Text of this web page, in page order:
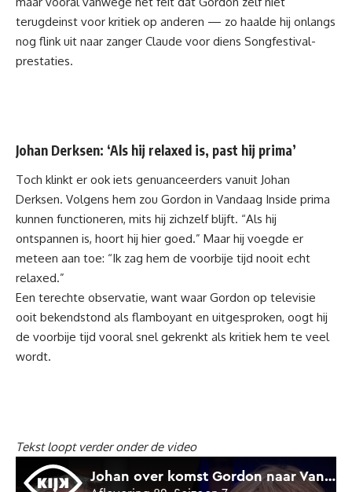
terugdeinst voor kritiek op anderen — zo haalde hij onlangs
nog flink uit naar zanger Claude voor diens Songfestival-
prestaties.
Johan Derksen: ‘Als hij relaxed is, past hij prima’
Toch klinkt er ook iets genuanceerders vanuit Johan
Derksen. Volgens hem zou Gordon in Vandaag Inside prima
kunnen functioneren, mits hij zichzelf blijft. “Als hij
ontspannen is, hoort hij hier goed.” Maar hij voegde er
meteen aan toe: “Ik zag hem de voorbije tijd nooit echt
relaxed.”
Een terechte observatie, want waar Gordon op televisie
ooit bekendstond als flamboyant en uitgesproken, oogt hij
de voorbije tijd vooral snel gekrenkt als kritiek hem te veel
wordt.
Tekst loopt verder onder de video